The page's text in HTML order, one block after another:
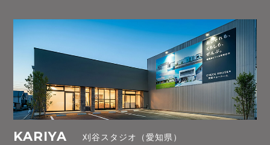
KARIYA 刈谷スタジオ（愛知県）